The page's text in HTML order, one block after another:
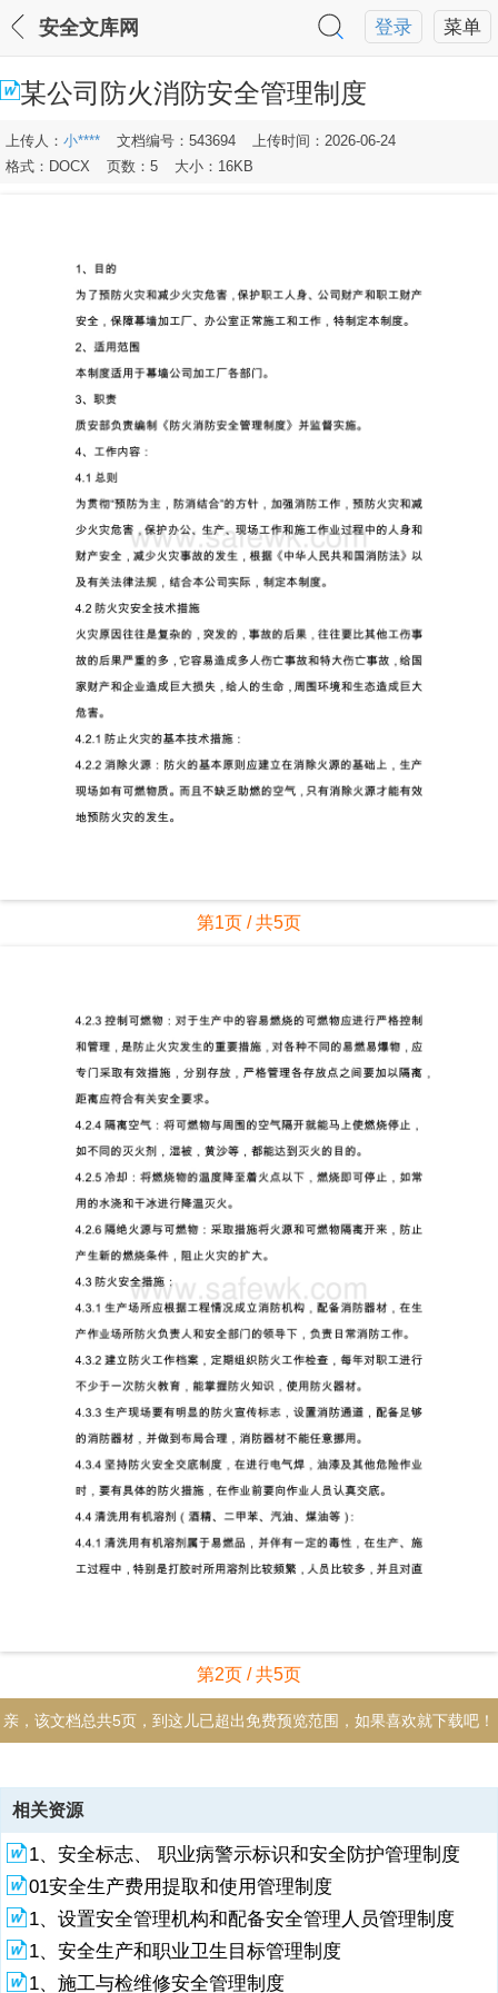
菜单
登录
安全文库网
某公司防火消防安全管理制度
上传人： 小**** 文档编号：543694
上传时间：2026-06-24
格式：DOCX
页数：5 大小：16KB
第1页 / 共5页
第2页 / 共5页
亲，该文档总共5页，到这儿已超出免费预览范围，如果喜欢就下载吧！
资源描述
1、1、目的为了预防火灾和减少火灾危害，保护职工人身、公司财产和
职工财产安全，保障幕墙加工厂、办公室正常施工和工作，特制定本制
度。2、适用范围本制度适用于幕墙公司加工厂各部门。3、职责质安部
负责编制防火消防安全管理制度并监督实施。4、工作内容：4.1总则为
贯彻“预防为主，防消结合”的方针，加强消防工作，预防火灾和减少火
灾危害，保护办公、生产、现场工作和施工作业过程中的人身和财产安
全，减少火灾事故的发生，根据中华人民共和国消防法以及有关法律法
相关资源
1、安全标志、 职业病警示标识和安全防护管理制度
01安全生产费用提取和使用管理制度
1、设置安全管理机构和配备安全管理人员管理制度
1、安全生产和职业卫生目标管理制度
1、施工与检维修安全管理制度